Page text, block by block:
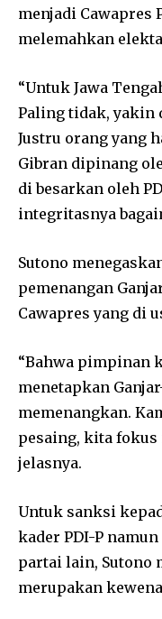
menjadi Cawapres
melemahkan
“Untuk Jawa
Paling tidak, yakin
Justru orang yang
Gibran dipinang
di besarkan oleh
integritasnya
Sutono
pemenangan
Cawapres yang di
“Bahwa pimpinan
menetapkan
memenangkan.
pesaing, kita
jelasnya.
Untuk sanksi
kader PDI-P
partai lain, Sutono
merupakan